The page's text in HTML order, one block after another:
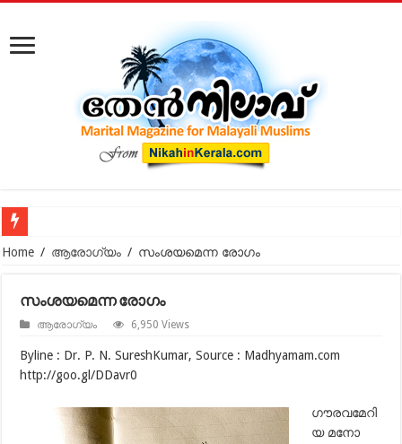
കോടതിക്ക് പുറത്ത് നടക്കുന്ന മുസ്‌ലിം വിവാഹ മോചനം: കുടുംബ
Home / ആരോഗ്യം / സംശയമെന്ന രോഗം
സംശയമെന്ന രോഗം
ആരോഗ്യം 6,950 Views
Byline : Dr. P. N. SureshKumar, Source : Madhyamam.com
http://goo.gl/DDavr0
ഗൗരവമേറി
യ മനോ